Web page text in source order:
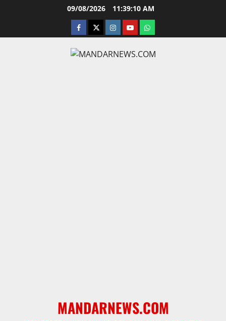
09/08/2026 11:39:10 AM
facebooktwitterinstagram.com
youtubewhatsapp
MANDARNEWS.COM